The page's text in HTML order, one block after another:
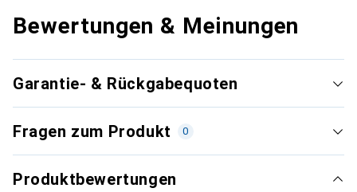
Bewertungen & Meinungen
Garantie- & Rückgabequoten
Fragen zum Produkt 0
Produktbewertungen